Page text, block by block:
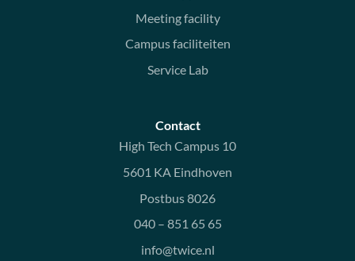
Meeting facility
Campus faciliteiten
Service Lab
Contact
High Tech Campus 10
5601 KA Eindhoven
Postbus 8026
040 – 851 65 65
info@twice.nl